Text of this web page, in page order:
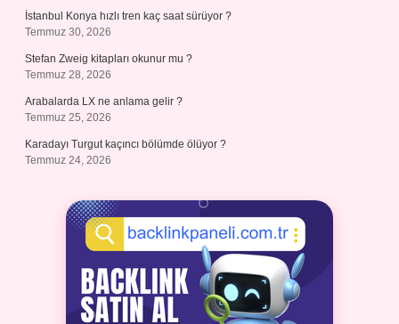
İstanbul Konya hızlı tren kaç saat sürüyor ?
Temmuz 30, 2026
Stefan Zweig kitapları okunur mu ?
Temmuz 28, 2026
Arabalarda LX ne anlama gelir ?
Temmuz 25, 2026
Karadayı Turgut kaçıncı bölümde ölüyor ?
Temmuz 24, 2026